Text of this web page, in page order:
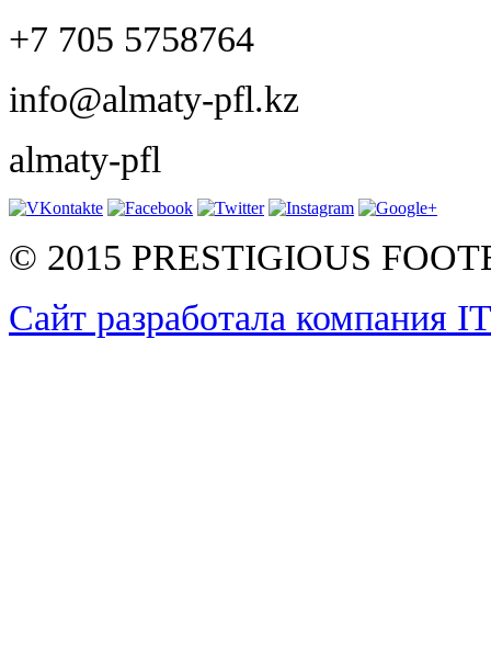
+7 705 5758764
info@almaty-pfl.kz
almaty-pfl
© 2015 PRESTIGIOUS
Сайт разработала компания